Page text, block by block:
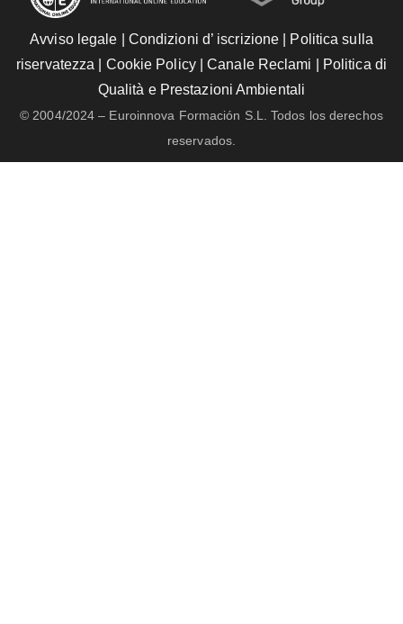
Avviso legale Condizioni d’ iscrizione
Politica sulla
riservatezza
Cookie Policy|Canale Reclami
Politica di
Qualità e Prestazioni Ambientali
© 2004/2024 – Euroinnova Formación S.L. Todos los derechos
reservados.